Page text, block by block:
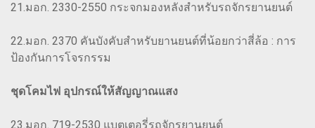
21.มอก. 2330-2550 กระจกมองหลังสำหรับรถจักรยานยนต์
22.มอก. 2370 คันบังคับสำหรับยานยนต์ที่น้อยกว่าสี่ล้อ : การ
ป้องกันการโจรกรรม
ชุดโคมไฟ อุปกรณ์ให้สัญญาณแสง
23.มอก. 719-2530 แบตเตอรี่รถจักรยานยนต์